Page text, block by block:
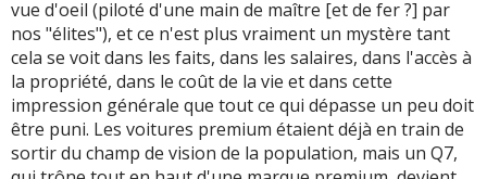
vue d'oeil (piloté d'une main de maître [et de fer ?] par
nos "élites"), et ce n'est plus vraiment un mystère tant
cela se voit dans les faits, dans les salaires, dans l'accès à
la propriété, dans le coût de la vie et dans cette
impression générale que tout ce qui dépasse un peu doit
être puni. Les voitures premium étaient déjà en train de
sortir du champ de vision de la population, mais un Q7,